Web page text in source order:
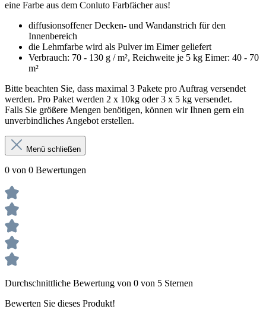
eine Farbe aus dem Conluto Farbfächer aus!
diffusionsoffener Decken- und Wandanstrich für den
Innenbereich
die Lehmfarbe wird als Pulver im Eimer geliefert
Verbrauch: 70 - 130 g / m², Reichweite je 5 kg Eimer: 40 - 70
m²
Bitte beachten Sie, dass maximal 3 Pakete pro Auftrag versendet
werden. Pro Paket werden 2 x 10kg oder 3 x 5 kg versendet.
Falls Sie größere Mengen benötigen, können wir Ihnen gern ein
unverbindliches Angebot erstellen.
Menü schließen
0 von 0 Bewertungen
Durchschnittliche Bewertung von 0 von 5 Sternen
Bewerten Sie dieses Produkt!